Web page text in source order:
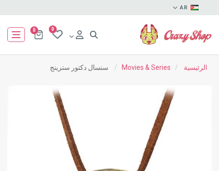
AR
0
0
الرئيسية /
Movies & Series
/ سنسال دكتور سترينج